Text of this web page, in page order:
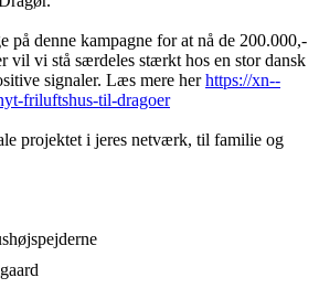
på denne kampagne for at nå de 200.000,-
vil vi stå særdeles stærkt hos en stor dansk
signaler. Læs mere herhttps://xn--
friluftshus-til-dragoer
projektet i jeres netværk, til familie og